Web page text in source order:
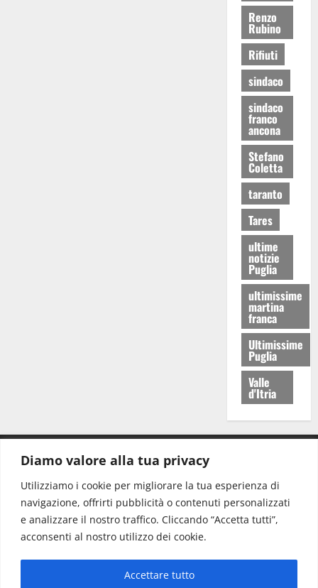
Diamo valore alla tua privacy
Utilizziamo i cookie per migliorare la tua esperienza di
navigazione, offrirti pubblicità o contenuti personalizzati
e analizzare il nostro traffico. Cliccando “Accetta tutti”,
acconsenti al nostro utilizzo dei cookie.
Accettare tutto
Renzo
Rubino
Rifiuti
sindaco
sindaco
franco
ancona
Stefano
Coletta
taranto
Tares
ultime
notizie
Puglia
ultimissime
martina
franca
Ultimissime
Puglia
Valle
d'Itria
Redazione: redazione@www.martinasera.it
Direttore:direttore@www.martinasera.it
Info & Commerciale:info@www.martinasera.it